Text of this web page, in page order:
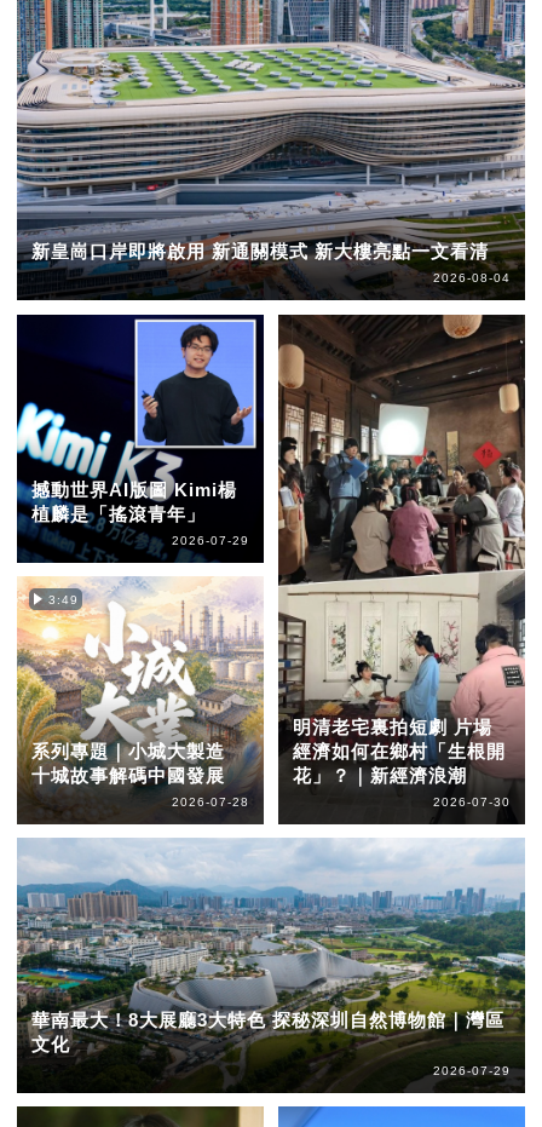
新皇崗口岸即將啟用 新通關模式 新大樓亮點一文看清
2026-08-04
撼動世界AI版圖 Kimi楊
植麟是「搖滾青年」
2026-07-29
3:49
系列專題｜小城大製造
十城故事解碼中國發展
2026-07-28
明清老宅裏拍短劇 片場
經濟如何在鄉村「生根開
花」？｜新經濟浪潮
2026-07-30
華南最大！8大展廳3大特色 探秘深圳自然博物館｜灣區
文化
2026-07-29